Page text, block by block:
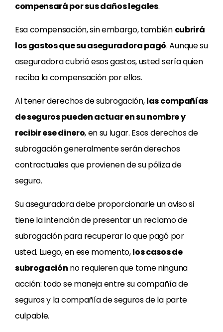
compensará por susdaños legales.
Esa compensación, sin embargo, también cubrirá
los gastos que su aseguradora pagó. Aunque su
aseguradora cubrió esos gastos, usted sería quien
reciba la compensación por ellos.
Al tener derechos de subrogación,las compañías
de seguros pueden actuar en su nombre y
recibir ese dinero, en su lugar. Esos derechos de
subrogación generalmente serán derechos
contractuales que provienen de su póliza de
seguro.
Su aseguradora debe proporcionarle un aviso si
tiene la intención de presentar un reclamo de
subrogación para recuperar lo que pagó por
usted. Luego, en ese momento,los casos de
subrogación no requieren que tome ninguna
acción: todo se maneja entre su compañía de
seguros y la compañía de seguros de la parte
culpable.